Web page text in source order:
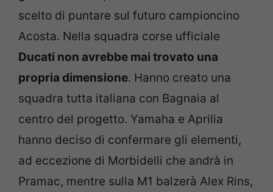
scelto di puntare sul futuro campioncino
Acosta. Nella squadra corse ufficiale
Ducati non avrebbe mai trovato una
propria dimensione. Hanno creato una
squadra tutta italiana con Bagnaia al
centro del progetto. Yamaha e Aprilia
hanno deciso di confermare gli elementi,
ad eccezione di Morbidelli che andrà in
Pramac, mentre sulla M1 balzerà Alex Rins,